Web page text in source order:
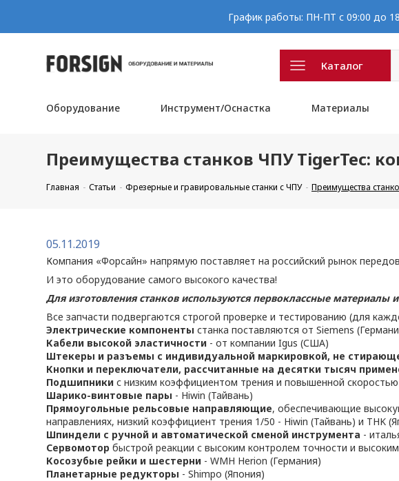
График работы: ПН-ПТ с 09:00 до
Каталог
Оборудование Инструмент/Оснастка Материалы
Преимущества станков ЧПУ TigerTec:
Главная Статьи Фрезерные и гравировальные станки с ЧПУ Преимущества
05.11.2019
Компания «Форсайн» напрямую поставляет на российский рынок
И это оборудование самого высокого качества!
Для изготовления станков используются первоклассные
Все запчасти подвергаются строгой проверке и тестированию (для
Электрические компоненты станка поставляются от Siemens
Кабели высокой эластичности - от компании Igus (США)
Штекеры и разъемы с индивидуальной маркировкой, не
Кнопки и переключатели, рассчитанные на десятки тысяч
Подшипники с низким коэффициентом трения и повышенной
Шарико-винтовые пары - Hiwin (Тайвань)
Прямоугольные рельсовые направляющие, обеспечивающие
направлениях, низкий коэффициент трения 1/50 - Hiwin (Тайвань) и THK
Шпиндели с ручной и автоматической сменой инструмента -
Сервомотор быстрой реакции с высоким контролем точности и
Косозубые рейки и шестерни - WMH Herion (Германия)
Планетарные редукторы - Shimpo (Япония)